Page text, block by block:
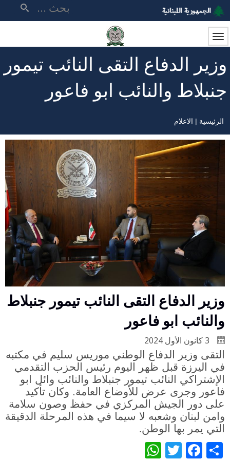
تجاوز
إلى
المحتوى
الرئيسي
وزير الدفاع التقى النائب تيمور
جنبلاط والنائب ابو فاعور
مسار
التنقل
الرئيسية الاعلام
وزير الدفاع التقى النائب تيمور جنبلاط
والنائب ابو فاعور
التقى وزير الدفاع الوطني موريس سليم في مكتبه
في اليرزة قبل ظهر اليوم رئيس الحزب التقدمي
الإشتراكي النائب تيمور جنبلاط والنائب وائل ابو
فاعور وجرى عرض للأوضاع العامة. وكان تأكيد
على دور الجيش المركزي في حفظ وصون سلامة
وامن لبنان وشعبه لا سيما في هذه المرحلة الدقيقة
التي يمر بها الوطن.
Share
Facebook
Twitter